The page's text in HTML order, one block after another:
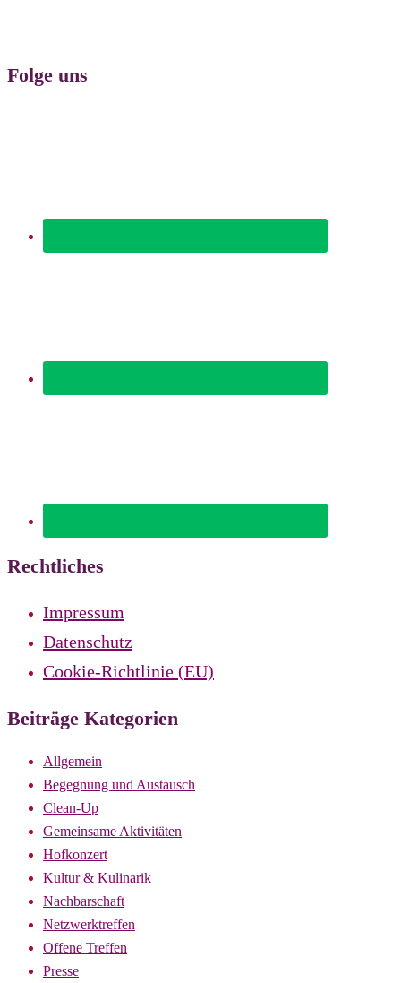
Folge uns
Rechtliches
Impressum
Datenschutz
Cookie-Richtlinie (EU)
Beiträge Kategorien
Allgemein
Begegnung und Austausch
Clean-Up
Gemeinsame Aktivitäten
Hofkonzert
Kultur & Kulinarik
Nachbarschaft
Netzwerktreffen
Offene Treffen
Presse